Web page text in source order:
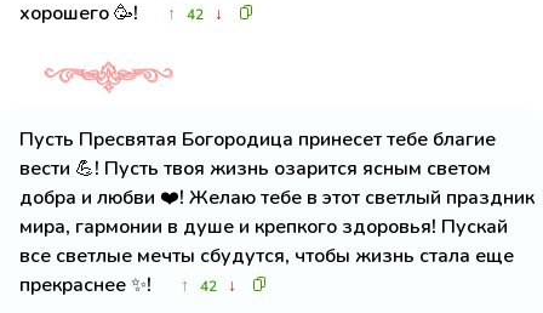
хорошего 🥳!
↑ 42 ↓
Пусть Пресвятая Богородица принесет тебе благие
вести 💪! Пусть твоя жизнь озарится ясным светом
добра и любви ❤️! Желаю тебе в этот светлый праздник
мира, гармонии в душе и крепкого здоровья! Пускай
все светлые мечты сбудутся, чтобы жизнь стала еще
прекраснее ✨!
↑ 42 ↓